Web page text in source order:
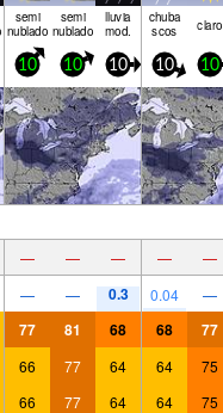
semi
nublado
semi
nublado
lluvia
mod.
chuba
scos claro
10 10 10 10 10
— — — — —
— — 0.3 0.04 —
77 81 68 68 77
66 77 64 64 75
66 77 64 64 75